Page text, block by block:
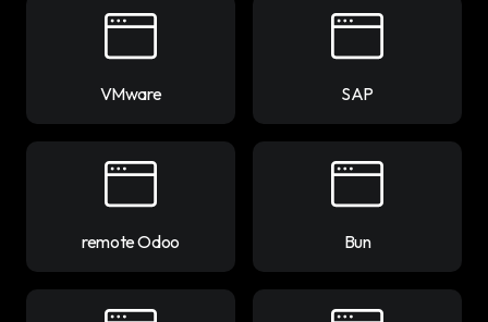
VMware SAP
remote Odoo Bun